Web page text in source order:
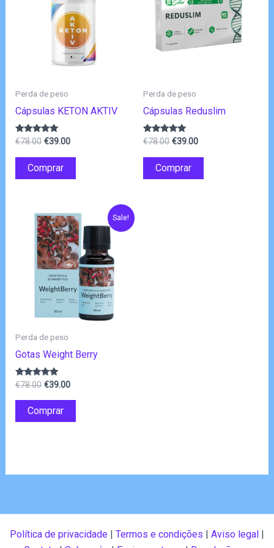
Perda de peso
Cápsulas KETON AKTIV
Avaliação
de 5
€78.00 O
era:
€39.00O
Comprar
Perda de peso
Cápsulas Reduslim
Avaliação
de 5
€78.00 O
era:
€39.00O
Comprar
Sale!
Perda de peso
Gotas Weight Berry
Avaliação
de 5
€78.00 O
original
era:
€39.00O
Comprar
Política de privacidade | Termos e condições | Aviso legal |